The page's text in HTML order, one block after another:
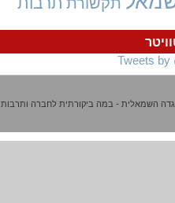
Tweets
השמאלית - במה ביקורתית לחברה ותרבות